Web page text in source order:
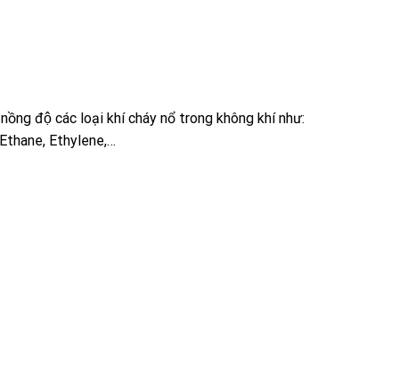
độ các loại khí cháy nổ trong không khí như:
Ethylene,…